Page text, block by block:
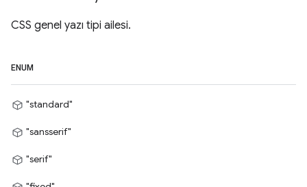
CSS genel yazı tipi ailesi.
ENUM
"standard"
"sansserif"
"serif"